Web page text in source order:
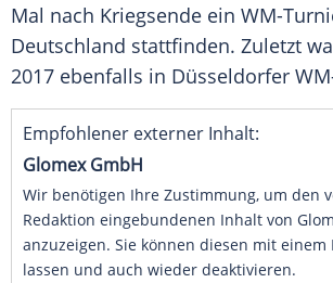
Mal nach Kriegsende ein WM-
Deutschland stattfinden. Zuletzt
2017 ebenfalls in Düsseldorfer
Empfohlener externer Inhalt:
Glomex GmbH
Wir benötigen Ihre Zustimmung, um den
Redaktion eingebundenen Inhalt von
anzuzeigen. Sie können diesen mit einem
lassen und auch wieder deaktivieren.